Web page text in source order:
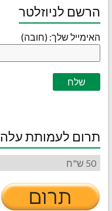
הרשם לניוזלטר
האימייל שלך: (חובה)
תרום לעמותת עלה